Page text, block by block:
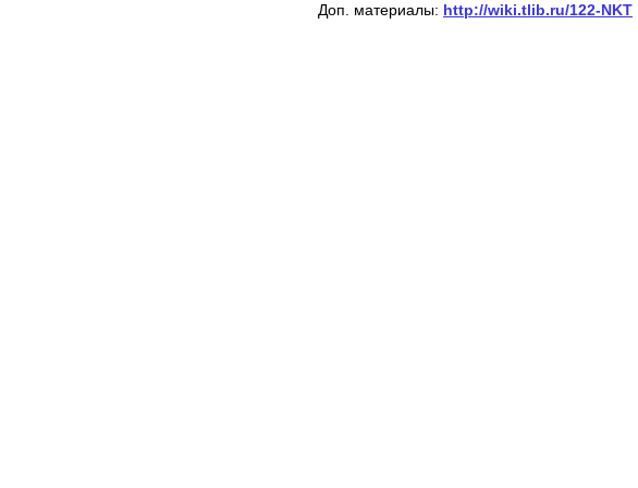
Доп. материалы: http://wiki.tlib.ru/122-NKT